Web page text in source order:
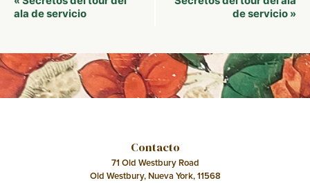
delala de servicio
de servicio »
Contacto
71 Old Westbury Road
Old Westbury, Nueva York, 11568